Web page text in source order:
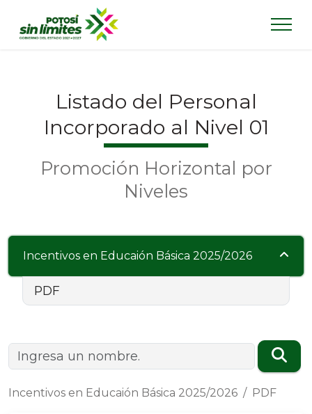
Listado del Personal
Incorporado al Nivel 01
Promoción Horizontal por
Niveles
Incentivos en Educaión Básica 2025/2026
PDF
Incentivos en Educaión Básica 2025/2026 PDF